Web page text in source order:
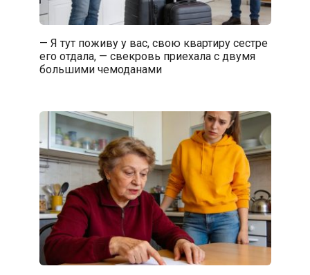
— Я тут поживу у вас, свою квартиру сестре
его отдала, — свекровь приехала с двумя
большими чемоданами